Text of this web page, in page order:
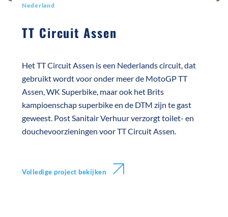
Nederland
TT Circuit Assen
Het TT Circuit Assen is een Nederlands circuit, dat
gebruikt wordt voor onder meer de MotoGP TT
Assen, WK Superbike, maar ook het Brits
kampioenschap superbike en de DTM zijn te gast
geweest. Post Sanitair Verhuur verzorgt toilet- en
douchevoorzieningen voor TT Circuit Assen.
Volledige project bekijken